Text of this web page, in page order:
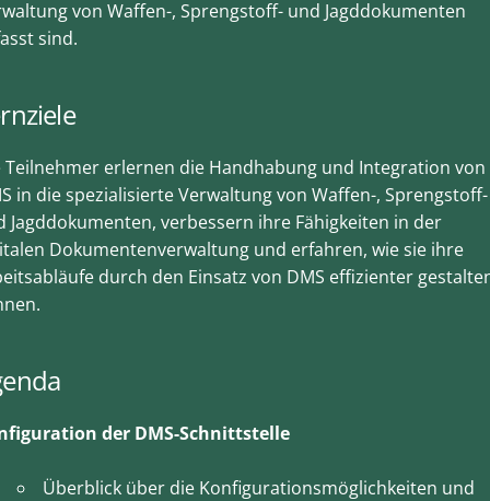
von Waffen-, Sprengstoff- und Jagddokumenten
sind.
Teilnehmer erlernen die Handhabung und Integration von
in die spezialisierte Verwaltung von Waffen-, Sprengstoff-
Jagddokumenten, verbessern ihre Fähigkeiten in der
Dokumentenverwaltung und erfahren, wie sie ihre
durch den Einsatz von DMS effizienter
der DMS-Schnittstelle
Überblick über die Konfigurationsmöglichkeiten und